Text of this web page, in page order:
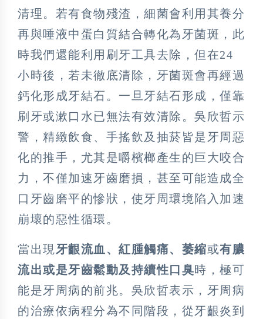
清理。若有食物殘渣，細菌會利用其養分
再與唾液中蛋白質結合轉化為牙菌斑，此
時我們還能利用刷牙工具去除，但在24
小時後，若未徹底清除，牙菌斑會再經過
鈣化形成牙結石。一旦牙結石形成，僅靠
刷牙或漱口水已無法有效清除。吳欣哲示
警，精緻飲食、手搖飲及抽菸皆是牙周惡
化的推手，尤其是嚼檳榔產生的巨大咬合
力，不僅加速牙齒磨損，甚至可能造成全
口牙齒磨平的慘狀，使牙周環境陷入加速
崩壞的惡性循環。
當出現 牙齦流血、紅腫觸痛、萎縮或有膿
流出或是牙齒鬆動及持續性口臭時，極可
能是牙周病的前兆。吳欣哲表示，牙周病
的治療依病程分為不同階段，從牙齦炎到